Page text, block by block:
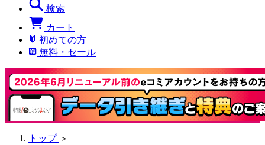
検索
カート
初めての方
無料・セール
トップ ＞